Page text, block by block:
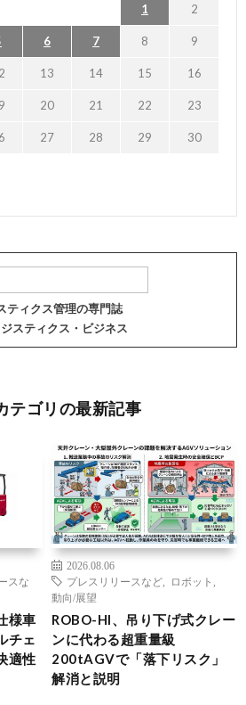
1 2
6 7 8 9
13 14 15 16
20 21 22 23
27 28 29 30
ティクス管理の専門誌
スティクス・ビジネス
テゴリの最新記事
スな
様車
チェ
適性
2026.08.06
プレスリリースなど
ロボット
動向/展望
ROBO-HI、吊り下げ式クレー
ンに代わる超重量級
200tAGVで「落下リスク」
解消と説明